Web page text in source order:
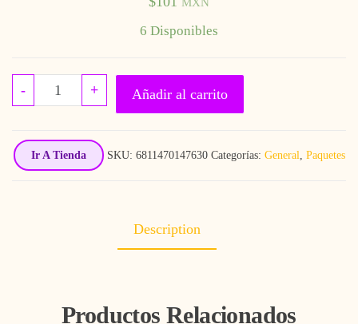
6 Disponibles
- MONSTER JAM 1:64 MARVEL SURTIDO
+ Añadir al carrito
Ir A Tienda SKU: 6811470147630 Categorías: General, Paquetes
Description
Productos Relacionados